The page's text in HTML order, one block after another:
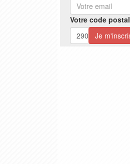
Votre code postal